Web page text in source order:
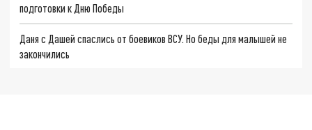
подготовки к Дню Победы
Даня с Дашей спаслись от боевиков ВСУ. Но беды для малышей не
закончились